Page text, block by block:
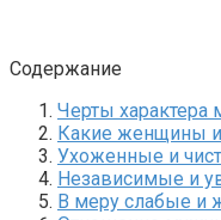
Содержание
Черты
Какие женщины
Ухоженные и
Независимые и
В меру слабые и